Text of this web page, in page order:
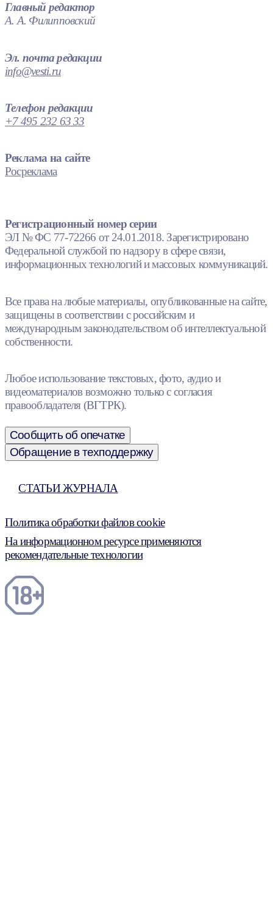
Главный редактор
А. А. Филипповский
Эл. почта редакции
info@vesti.ru
Телефон редакции
+7 495 232 63 33
Реклама на сайте
Росреклама
Регистрационный номер серии
ЭЛ № ФС 77-72266 от 24.01.2018. Зарегистрировано
Федеральной службой по надзору в сфере связи,
информационных технологий и массовых коммуникаций.
Все права на любые материалы, опубликованные на сайте,
защищены в соответствии с российским и
международным законодательством об интеллектуальной
собственности.
Любое использование текстовых, фото, аудио и
видеоматериалов возможно только с согласия
правообладателя (ВГТРК).
Сообщить об опечатке
Обращение в техподдержку
СТАТЬИ ЖУРНАЛА
Политика обработки файлов cookie
На информационном ресурсе применяются
рекомендательные технологии